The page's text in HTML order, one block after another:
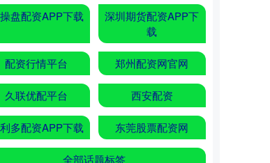
盘配资APP下载
深圳期货配资APP下
载
配资行情平台 郑州配资网官网
久联优配平台 西安配资
多配资APP下载 东莞股票配资网
全部话题标签